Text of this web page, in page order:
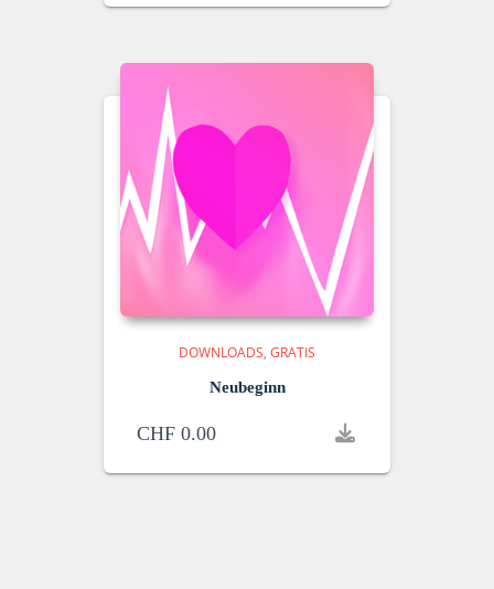
DOWNLOADS GRATIS
Neubeginn
CHF 0.00